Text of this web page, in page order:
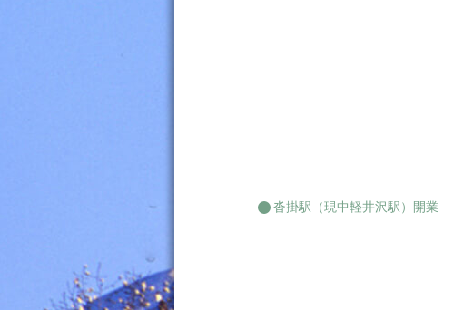
沓掛駅（現中軽井沢駅）開業